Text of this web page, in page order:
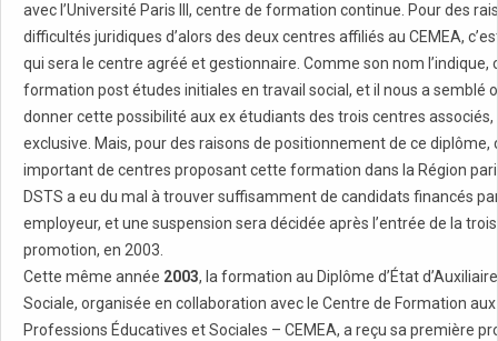
avec l’Université Paris III, centre de formation continue. Pour des
difficultés juridiques d’alors des deux centres affiliés au CEMEA,
qui sera le centre agréé et gestionnaire. Comme son nom l’indique,
formation post études initiales en travail social, et il nous a semblé
donner cette possibilité aux ex étudiants des trois centres associés,
exclusive. Mais, pour des raisons de positionnement de ce diplôme,
important de centres proposant cette formation dans la Région
DSTS a eu du mal à trouver suffisamment de candidats financés
employeur, et une suspension sera décidée après l’entrée de la
promotion, en 2003.
Cette même année 2003, la formation au Diplôme d’État
Sociale, organisée en collaboration avec le Centre de Formation aux
Professions Éducatives et Sociales – CEMEA, a reçu sa première